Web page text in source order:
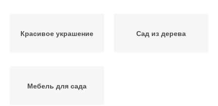
Красивое украшение Сад из дерева
Мебель для сада